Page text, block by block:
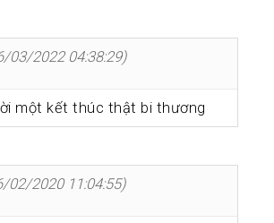
03/2022 04:38:29)
một kết thúc thật bi thương
02/2020 11:04:55)